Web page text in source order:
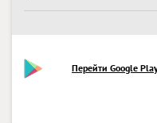
Перейти Google